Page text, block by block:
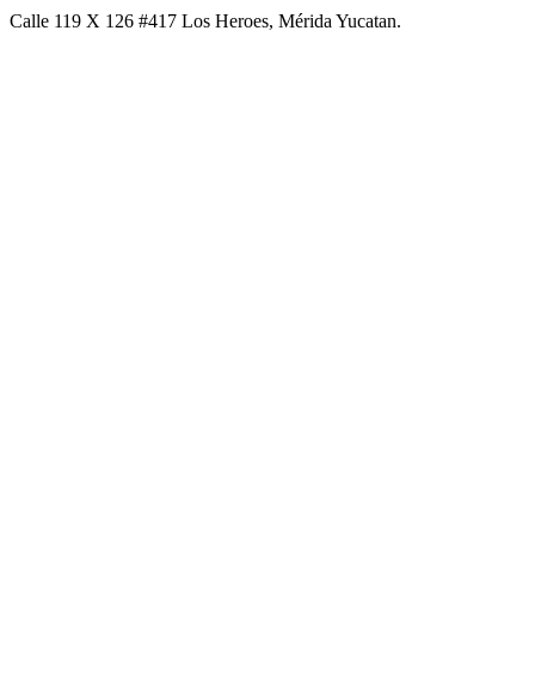
Calle 119 X 126 #417 Los Heroes, Mérida Yucatan.